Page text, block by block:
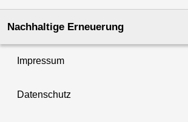
Nachhaltige Erneuerung
Impressum
Datenschutz